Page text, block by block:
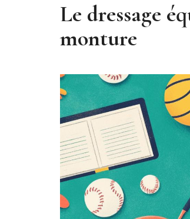
Le dressage
monture